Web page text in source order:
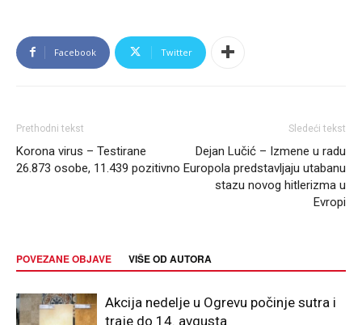
Facebook Twitter
Prethodni tekst
Korona virus – Testirane
26.873 osobe, 11.439 pozitivno
Sledeći tekst
Dejan Lučić – Izmene u radu
Europola predstavljaju utabanu
stazu novog hitlerizma u
Evropi
POVEZANE OBJAVE VIŠE OD AUTORA
Akcija nedelje u Ogrevu počinje sutra i
traje do 14. avgusta